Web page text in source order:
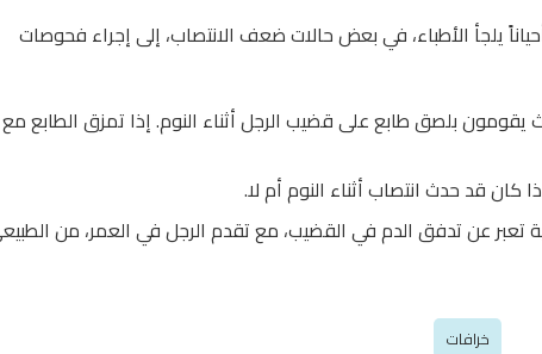
يلجأ الأطباء، في بعض حالات ضعف الانتصاب، إلى إجراء فحوصات
يقومون بلصق طابع على قضيب الرجل أثناء النوم. إذا تمزق الطابع مع
كان قد حدث انتصاب أثناء النوم أم لا.
تعبر عن تدفق الدم في القضيب، مع تقدم الرجل في العمر، من
خرافات